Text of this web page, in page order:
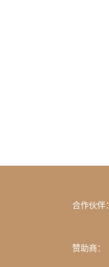
合作伙伴：
赞助商：